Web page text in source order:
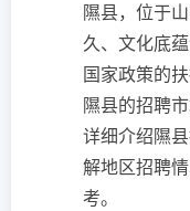
隰县，位于
久、文化底
国家政策的
隰县的招聘
详细介绍隰
解地区招聘
考。